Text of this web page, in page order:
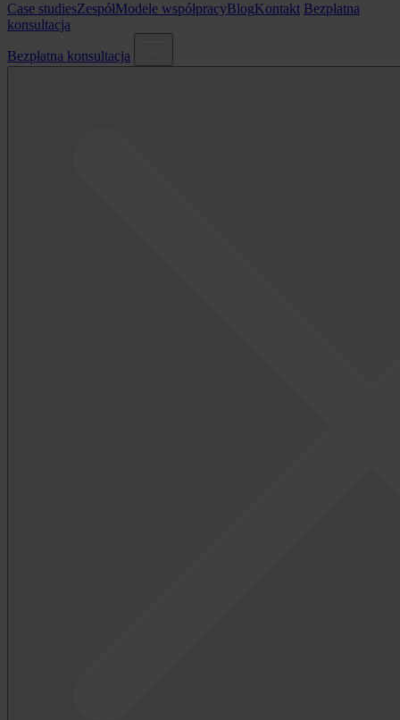
Case studiesZespółModele współpracyBlogKontakt Bezpłatna
konsultacja
Bezpłatna konsultacja